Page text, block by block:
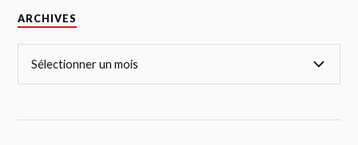
ARCHIVES